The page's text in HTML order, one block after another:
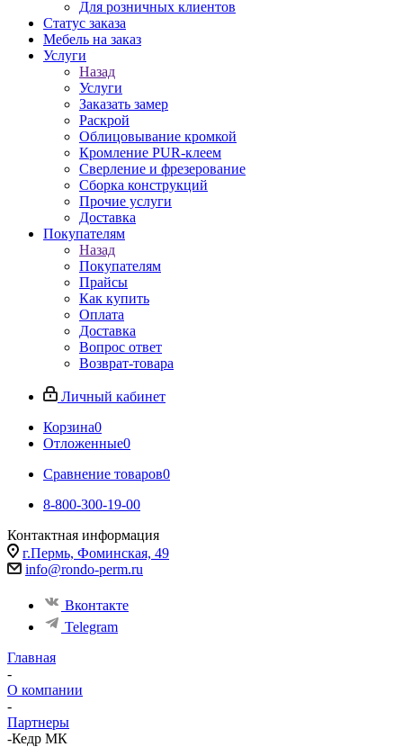
Для розничных клиентов
Статус заказа
Мебель на заказ
Услуги
Назад
Услуги
Заказать замер
Раскрой
Облицовывание кромкой
Кромление PUR-клеем
Сверление и фрезерование
Сборка конструкций
Прочие услуги
Доставка
Покупателям
Назад
Покупателям
Прайсы
Как купить
Оплата
Доставка
Вопрос ответ
Возврат-товара
Личный кабинет
Корзина0
Отложенные0
Сравнение товаров0
8-800-300-19-00
Контактная информация
г.Пермь, Фоминская, 49
info@rondo-perm.ru
Вконтакте
Telegram
Главная
-
О компании
-
Партнеры
-Кедр МК